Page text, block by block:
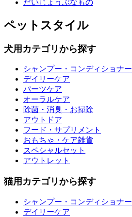
だいじょうぶなもの
ペットスタイル
犬用カテゴリから探す
シャンプー・コンディショナー
デイリーケア
パーツケア
オーラルケア
除菌・消臭・お掃除
アウトドア
フード・サプリメント
おもちゃ・ケア雑貨
スペシャルセット
アウトレット
猫用カテゴリから探す
シャンプー・コンディショナー
デイリーケア